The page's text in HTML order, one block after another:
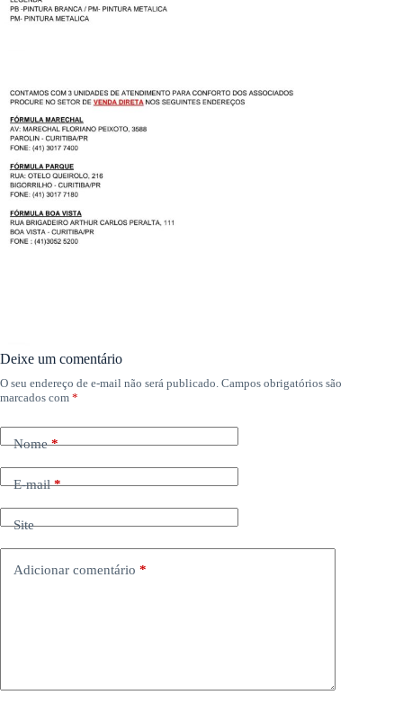
Deixe um comentário
O seu endereço de e-mail não será publicado. Campos obrigatórios são
marcados com *
Nome*
E-mail*
Site
Adicionar comentário *